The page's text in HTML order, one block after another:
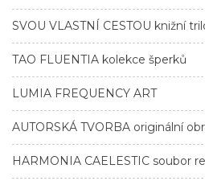
SVOU VLASTNÍ CESTOU knižní
TAO FLUENTIA kolekce šperků
LUMIA FREQUENCY ART
AUTORSKÁ TVORBA originální
HARMONIA CAELESTIC soubor